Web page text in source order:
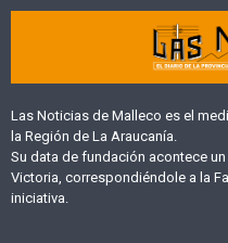
Las Noticias de Malleco es el
la Región de La Araucanía.
Su data de fundación acontece
Victoria, correspondiéndole a la
iniciativa.